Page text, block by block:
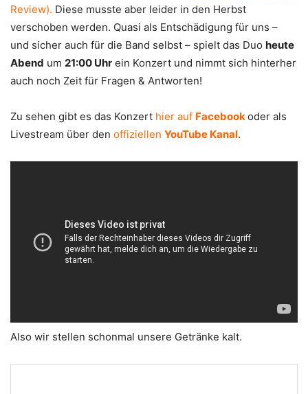
Review). Diese musste aber leider in den Herbst
verschoben werden. Quasi als Entschädigung für uns –
und sicher auch für die Band selbst – spielt das Duo heute
Abend um 21:00 Uhr ein Konzert und nimmt sich hinterher
auch noch Zeit für Fragen & Antworten!
Zu sehen gibt es das Konzert hier auf Facebook oder als
Livestream über den offiziellen YouTube Kanal.
Also wir stellen schonmal unsere Getränke kalt.